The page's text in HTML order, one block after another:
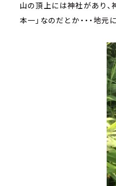
山の頂上には神社があり
本一」なのだとか・・・地